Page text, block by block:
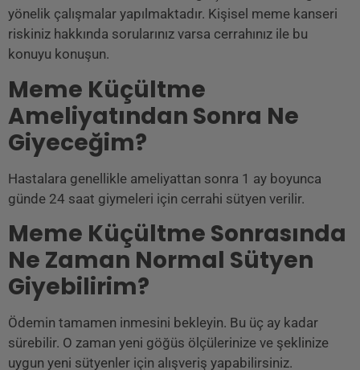
yönelik çalışmalar yapılmaktadır. Kişisel meme kanseri
riskiniz hakkında sorularınız varsa cerrahınız ile bu
konuyu konuşun.
Meme Küçültme
Ameliyatından Sonra Ne
Giyeceğim?
Hastalara genellikle ameliyattan sonra 1 ay boyunca
günde 24 saat giymeleri için cerrahi sütyen verilir.
Meme Küçültme Sonrasında
Ne Zaman Normal Sütyen
Giyebilirim?
Ödemin tamamen inmesini bekleyin. Bu üç ay kadar
sürebilir. O zaman yeni göğüs ölçülerinize ve şeklinize
uygun yeni sütyenler için alışveriş yapabilirsiniz.